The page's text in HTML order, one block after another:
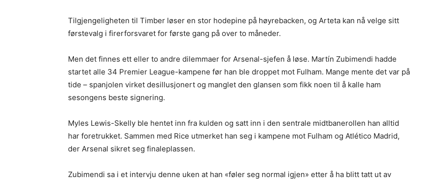
Tilgjengeligheten til Timber løser en stor hodepine på høyrebacken, og Arteta kan nå velge sitt
førstevalg i firerforsvaret for første gang på over to måneder.
Men det finnes ett eller to andre dilemmaer for Arsenal-sjefen å løse. Martín Zubimendi hadde
startet alle 34 Premier League-kampene før han ble droppet mot Fulham. Mange mente det var på
tide – spanjolen virket desillusjonert og manglet den glansen som fikk noen til å kalle ham
sesongens beste signering.
Myles Lewis-Skelly ble hentet inn fra kulden og satt inn i den sentrale midtbanerollen han alltid
har foretrukket. Sammen med Rice utmerket han seg i kampene mot Fulham og Atlético Madrid,
der Arsenal sikret seg finaleplassen.
Zubimendi sa i et intervju denne uken at han «føler seg normal igjen» etter å ha blitt tatt ut av